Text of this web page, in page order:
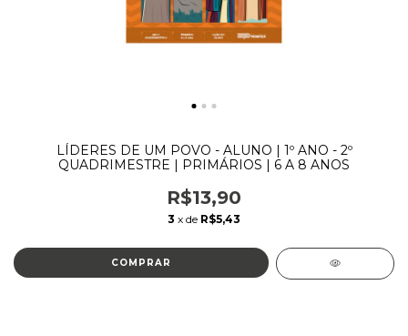
LÍDERES DE UM POVO - ALUNO | 1º ANO - 2º
QUADRIMESTRE | PRIMÁRIOS | 6 A 8 ANOS
R$13,90
3 x de R$5,43